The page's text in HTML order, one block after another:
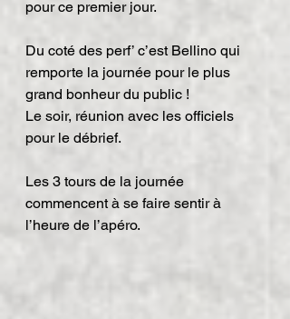
pour ce premier jour.
Du coté des perf’ c’est Bellino qui
remporte la journée pour le plus
grand bonheur du public !
Le soir, réunion avec les officiels
pour le débrief.
Les 3 tours de la journée
commencent à se faire sentir à
l’heure de l’apéro.